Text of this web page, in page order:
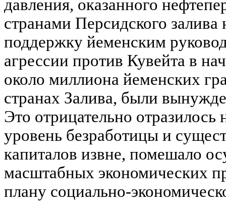
давления, оказанного
странами Персидского
поддержку йеменским
агрессии против Кувейта в
около миллиона йеменских
странах Залива, были
Это отрицательно
уровень безработицы и
капиталов извне, помешало
масштабных экономических
плану социально-